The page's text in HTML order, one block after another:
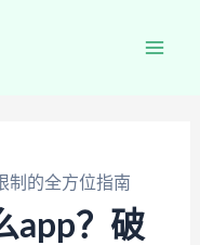
制的全方位指南
app？破